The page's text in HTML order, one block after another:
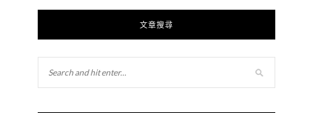
文章搜尋